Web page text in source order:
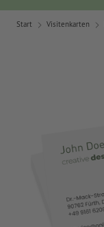
Start Visitenkarten